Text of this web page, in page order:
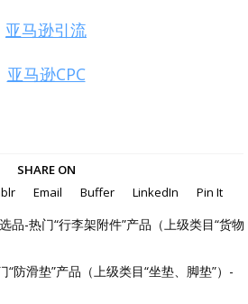
亚马逊引流
亚马逊CPC
SHARE ON
Email Buffer LinkedIn Pin It
品-热门“行李架附件”产品（上级类目“货物
“防滑垫”产品（上级类目“坐垫、脚垫”）-